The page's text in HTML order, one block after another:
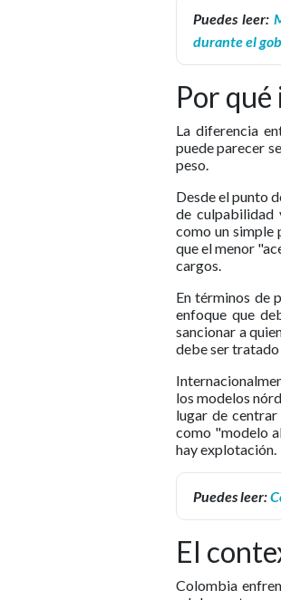
Puedes leer:
durante el
Por
La diferencia
puede parecer
peso.
Desde el punto
de culpabilidad
como un simple
que el menor
cargos.
En términos de
enfoque que
sancionar a
debe ser
los modelos
lugar de
como "modelo
hay explotación.
Puedes leer:
El
Colombia